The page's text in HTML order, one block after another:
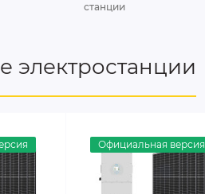
станции
электростанции
Официальная версия